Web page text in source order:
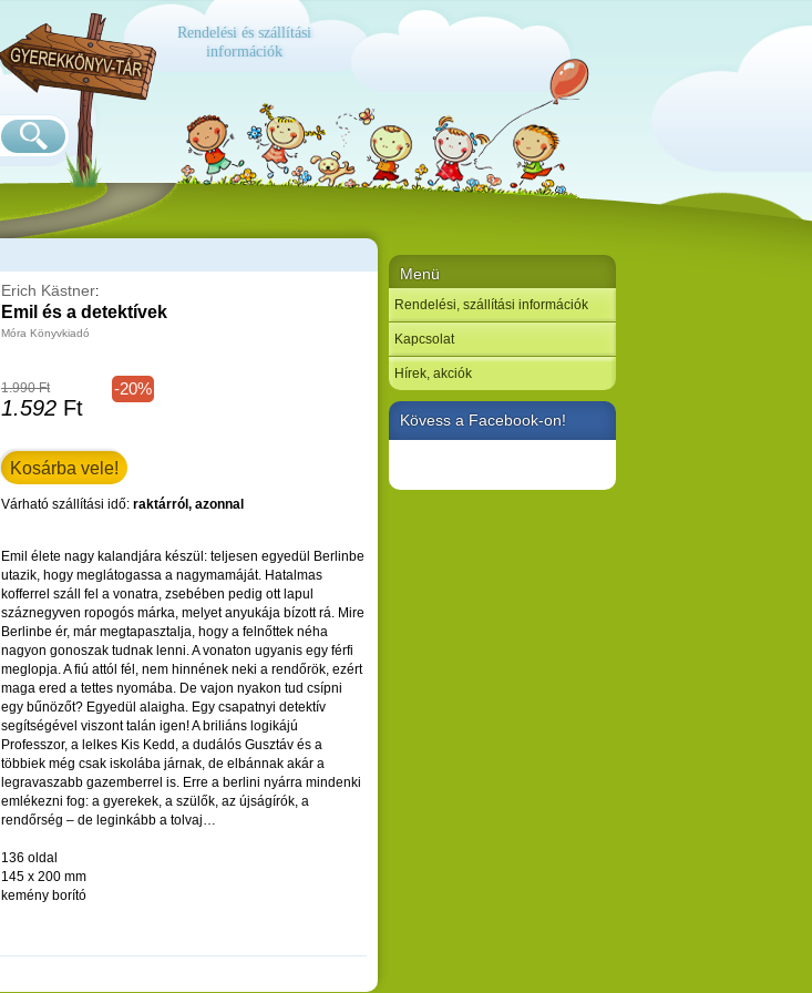
Rendelési és szállítási
információk
Erich Kästner:
Emil és a detektívek
Móra Könyvkiadó
1.990 Ft
1.592 Ft
-20%
Várható szállítási idő: raktárról, azonnal
Emil élete nagy kalandjára készül: teljesen egyedül Berlinbe
utazik, hogy meglátogassa a nagymamáját. Hatalmas
kofferrel száll fel a vonatra, zsebében pedig ott lapul
száznegyven ropogós márka, melyet anyukája bízott rá. Mire
Berlinbe ér, már megtapasztalja, hogy a felnőttek néha
nagyon gonoszak tudnak lenni. A vonaton ugyanis egy férfi
meglopja. A fiú attól fél, nem hinnének neki a rendőrök, ezért
maga ered a tettes nyomába. De vajon nyakon tud csípni
egy bűnözőt? Egyedül alaigha. Egy csapatnyi detektív
segítségével viszont talán igen! A briliáns logikájú
Professzor, a lelkes Kis Kedd, a dudálós Gusztáv és a
többiek még csak iskolába járnak, de elbánnak akár a
legravaszabb gazemberrel is. Erre a berlini nyárra mindenki
emlékezni fog: a gyerekek, a szülők, az újságírók, a
rendőrség – de leginkább a tolvaj…
136 oldal
145 x 200 mm
kemény borító
Menü
Rendelési, szállítási információk
Kapcsolat
Hírek, akciók
Kövess a Facebook-on!